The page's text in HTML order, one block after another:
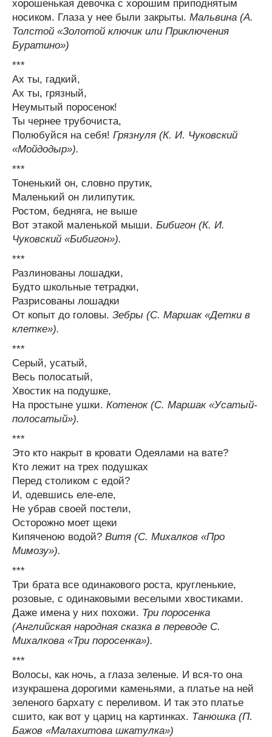
хорошенькая девочка с хорошим приподнятым
носиком. Глаза у нее были закрыты. Мальвина (А.
Толстой «Золотой ключик или Приключения
Буратино»)
***
Ах ты, гадкий,
Ах ты, грязный,
Неумытый поросенок!
Ты чернее трубочиста,
Полюбуйся на себя! Грязнуля (К. И. Чуковский
«Мойдодыр»).
***
Тоненький он, словно прутик,
Маленький он лилипутик.
Ростом, бедняга, не выше
Вот этакой маленькой мыши. Бибигон (К. И.
Чуковский «Бибигон»).
***
Разлинованы лошадки,
Будто школьные тетрадки,
Разрисованы лошадки
От копыт до головы. Зебры (С. Маршак «Детки в
клетке»).
***
Серый, усатый,
Весь полосатый,
Хвостик на подушке,
На простыне ушки. Котенок (С. Маршак «Усатый-
полосатый»).
***
Это кто накрыт в кровати Одеялами на вате?
Кто лежит на трех подушках
Перед столиком с едой?
И, одевшись еле-еле,
Не убрав своей постели,
Осторожно моет щеки
Кипяченою водой? Витя (С. Михалков «Про
Мимозу»).
***
Три брата все одинакового роста, кругленькие,
розовые, с одинаковыми веселыми хвостиками.
Даже имена у них похожи. Три поросенка
(Английская народная сказка в переводе С.
Михалкова «Три поросенка»).
***
Волосы, как ночь, а глаза зеленые. И вся-то она
изукрашена дорогими каменьями, а платье на ней
зеленого бархату с переливом. И так это платье
сшито, как вот у цариц на картинках. Танюшка (П.
Бажов «Малахитова шкатулка»)